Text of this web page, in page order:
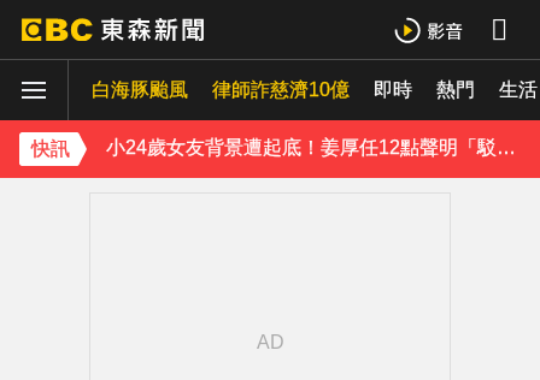
白海豚颱風 律師詐慈濟10億 即時 熱門 生活
快訊
下載東森App，隨時掌握天下大小事！
小24歲女友背景遭起底！姜厚任12點聲明「駁小三傳聞」：你在講三小？